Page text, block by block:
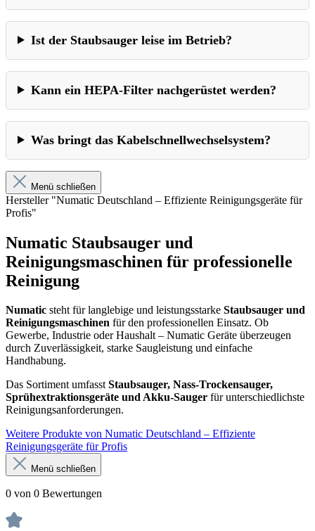
Ist der Staubsauger leise im Betrieb?
Kann ein HEPA-Filter nachgerüstet werden?
Was bringt das Kabelschnellwechselsystem?
Menü schließen
Hersteller "Numatic Deutschland – Effiziente Reinigungsgeräte für
Profis"
Numatic Staubsauger und
Reinigungsmaschinen für professionelle
Reinigung
Numatic steht für langlebige und leistungsstarke Staubsauger und
Reinigungsmaschinen für den professionellen Einsatz. Ob
Gewerbe, Industrie oder Haushalt – Numatic Geräte überzeugen
durch Zuverlässigkeit, starke Saugleistung und einfache
Handhabung.
Das Sortiment umfasstStaubsauger, Nass-Trockensauger,
Sprühextraktionsgeräte und Akku-Sauger für unterschiedlichste
Reinigungsanforderungen.
Weitere Produkte von Numatic Deutschland – Effiziente
Reinigungsgeräte für Profis
Menü schließen
0 von 0 Bewertungen